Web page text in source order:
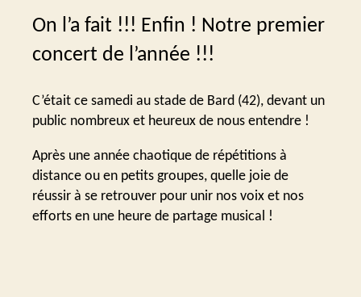
On l’a fait !!! Enfin ! Notre premier
concert de l’année !!!
C’était ce samedi au stade de Bard (42), devant un
public nombreux et heureux de nous entendre !
Après une année chaotique de répétitions à
distance ou en petits groupes, quelle joie de
réussir à se retrouver pour unir nos voix et nos
efforts en une heure de partage musical !